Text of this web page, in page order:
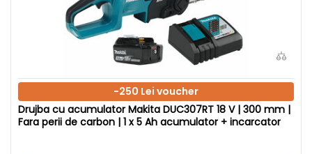
-250 Lei voucher
Drujba cu acumulator Makita DUC307RT 18 V | 300 mm |
Fara perii de carbon | 1 x 5 Ah acumulator + incarcator